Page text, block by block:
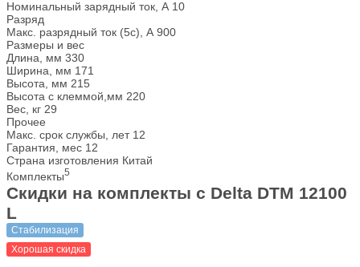
Номинальный зарядный ток, А 10
Разряд
Макс. разрядный ток (5с), А 900
Размеры и вес
Длина, мм 330
Ширина, мм 171
Высота, мм 215
Высота с клеммой,мм 220
Вес, кг 29
Прочее
Макс. срок службы, лет 12
Гарантия, мес 12
Страна изготовления Китай
Комплекты5
Скидки на комплекты с Delta DTM 12100
L
Стабилизация
Хорошая скидка